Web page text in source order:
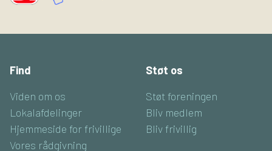
Find
Viden om os
Lokalafdelinger
Hjemmeside for frivillige
Vores rådgivning
Støt os
Støt foreningen
Bliv medlem
Bliv frivillig